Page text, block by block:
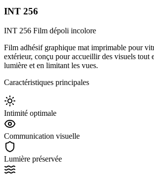
INT 256
INT 256 Film dépoli incolore
Film adhésif graphique mat imprimable pour
extérieur, conçu pour accueillir des visuels tout
lumière et en limitant les vues.
Caractéristiques principales
Intimité optimale
Communication visuelle
Lumière préservée